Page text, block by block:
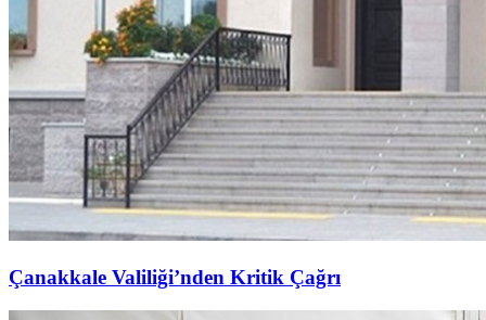
Çanakkale Valiliği’nden Kritik Çağrı